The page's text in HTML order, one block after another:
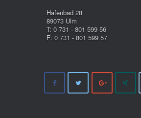
Hafenbad 28
89073 Ulm
T: 0 731 - 801 599 56
F: 0 731 - 801 599 57